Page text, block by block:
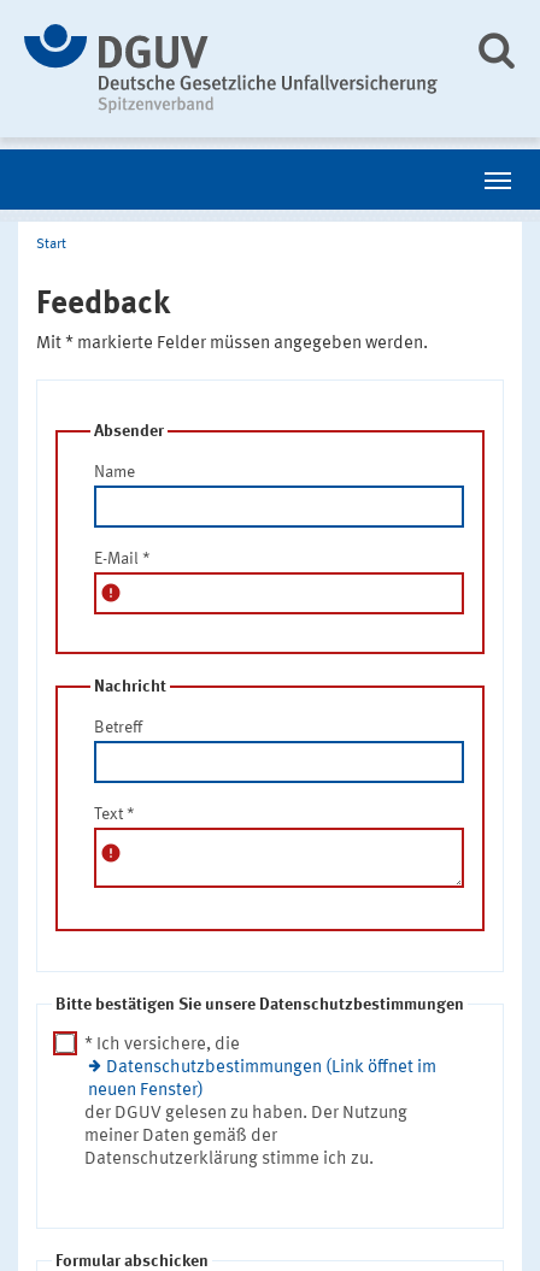
Start
Feedback
Mit * markierte Felder müssen angegeben werden.
Absender
Name
E-Mail *
error
Nachricht
Betreff
Text *
error
Bitte bestätigen Sie unsere Datenschutzbestimmungen
* Ich versichere, die
Datenschutzbestimmungen (Link öffnet im
neuen Fenster)
der DGUV gelesen zu haben. Der Nutzung
meiner Daten gemäß der
Datenschutzerklärung stimme ich zu.
Formular abschicken